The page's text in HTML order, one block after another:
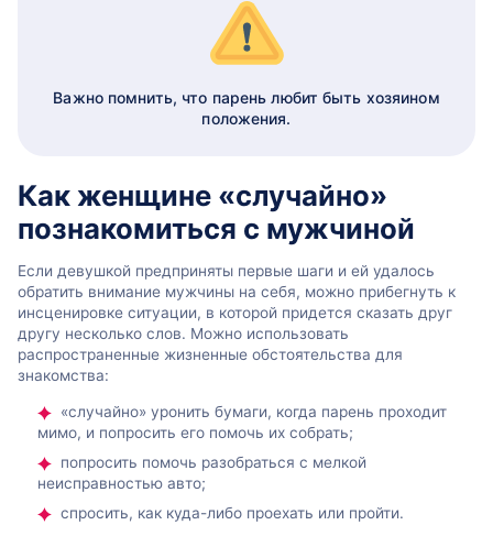
Важно помнить, что парень любит быть хозяином
положения.
Как женщине «случайно»
познакомиться с мужчиной
Если девушкой предприняты первые шаги и ей удалось
обратить внимание мужчины на себя, можно прибегнуть к
инсценировке ситуации, в которой придется сказать друг
другу несколько слов. Можно использовать
распространенные жизненные обстоятельства для
знакомства:
«случайно» уронить бумаги, когда парень проходит
мимо, и попросить его помочь их собрать;
попросить помочь разобраться с мелкой
неисправностью авто;
спросить, как куда-либо проехать или пройти.